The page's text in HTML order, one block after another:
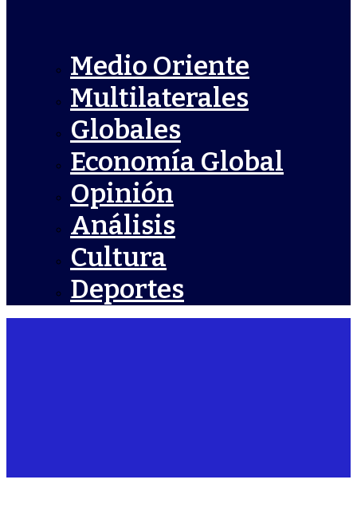
Medio Oriente
Multilaterales
Globales
Economía Global
Opinión
Análisis
Cultura
Deportes